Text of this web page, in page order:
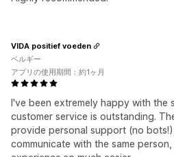
I've been extremely happy with the
customer service is outstanding.
provide personal support (no
communicate with the same
VIDA positief voeden
ベルギー
アプリの使用期間：約1ヶ月